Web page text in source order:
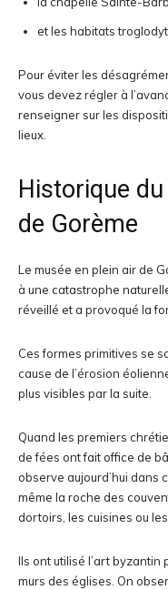
et les habitats
Pour éviter les
vous devez régler à
renseigner sur les
lieux.
Historique
de Gorème
Le musée en plein air de
à une catastrophe
réveillé et a provoqué la
Ces formes primitives se
cause de l’érosion
plus visibles par la suite.
Quand les premiers
de fées ont fait office de
observe aujourd’hui dans
même la roche des
dortoirs, les cuisines ou
Ils ont utilisé l’art
murs des églises. On